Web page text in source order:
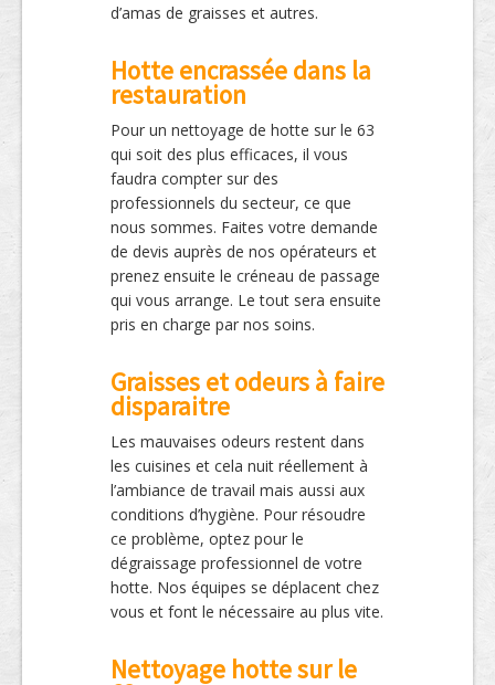
d’amas de graisses et autres.
Hotte encrassée dans la
restauration
Pour un nettoyage de hotte sur le 63
qui soit des plus efficaces, il vous
faudra compter sur des
professionnels du secteur, ce que
nous sommes. Faites votre demande
de devis auprès de nos opérateurs et
prenez ensuite le créneau de passage
qui vous arrange. Le tout sera ensuite
pris en charge par nos soins.
Graisses et odeurs à faire
disparaitre
Les mauvaises odeurs restent dans
les cuisines et cela nuit réellement à
l’ambiance de travail mais aussi aux
conditions d’hygiène. Pour résoudre
ce problème, optez pour le
dégraissage professionnel de votre
hotte. Nos équipes se déplacent chez
vous et font le nécessaire au plus vite.
Nettoyage hotte sur le